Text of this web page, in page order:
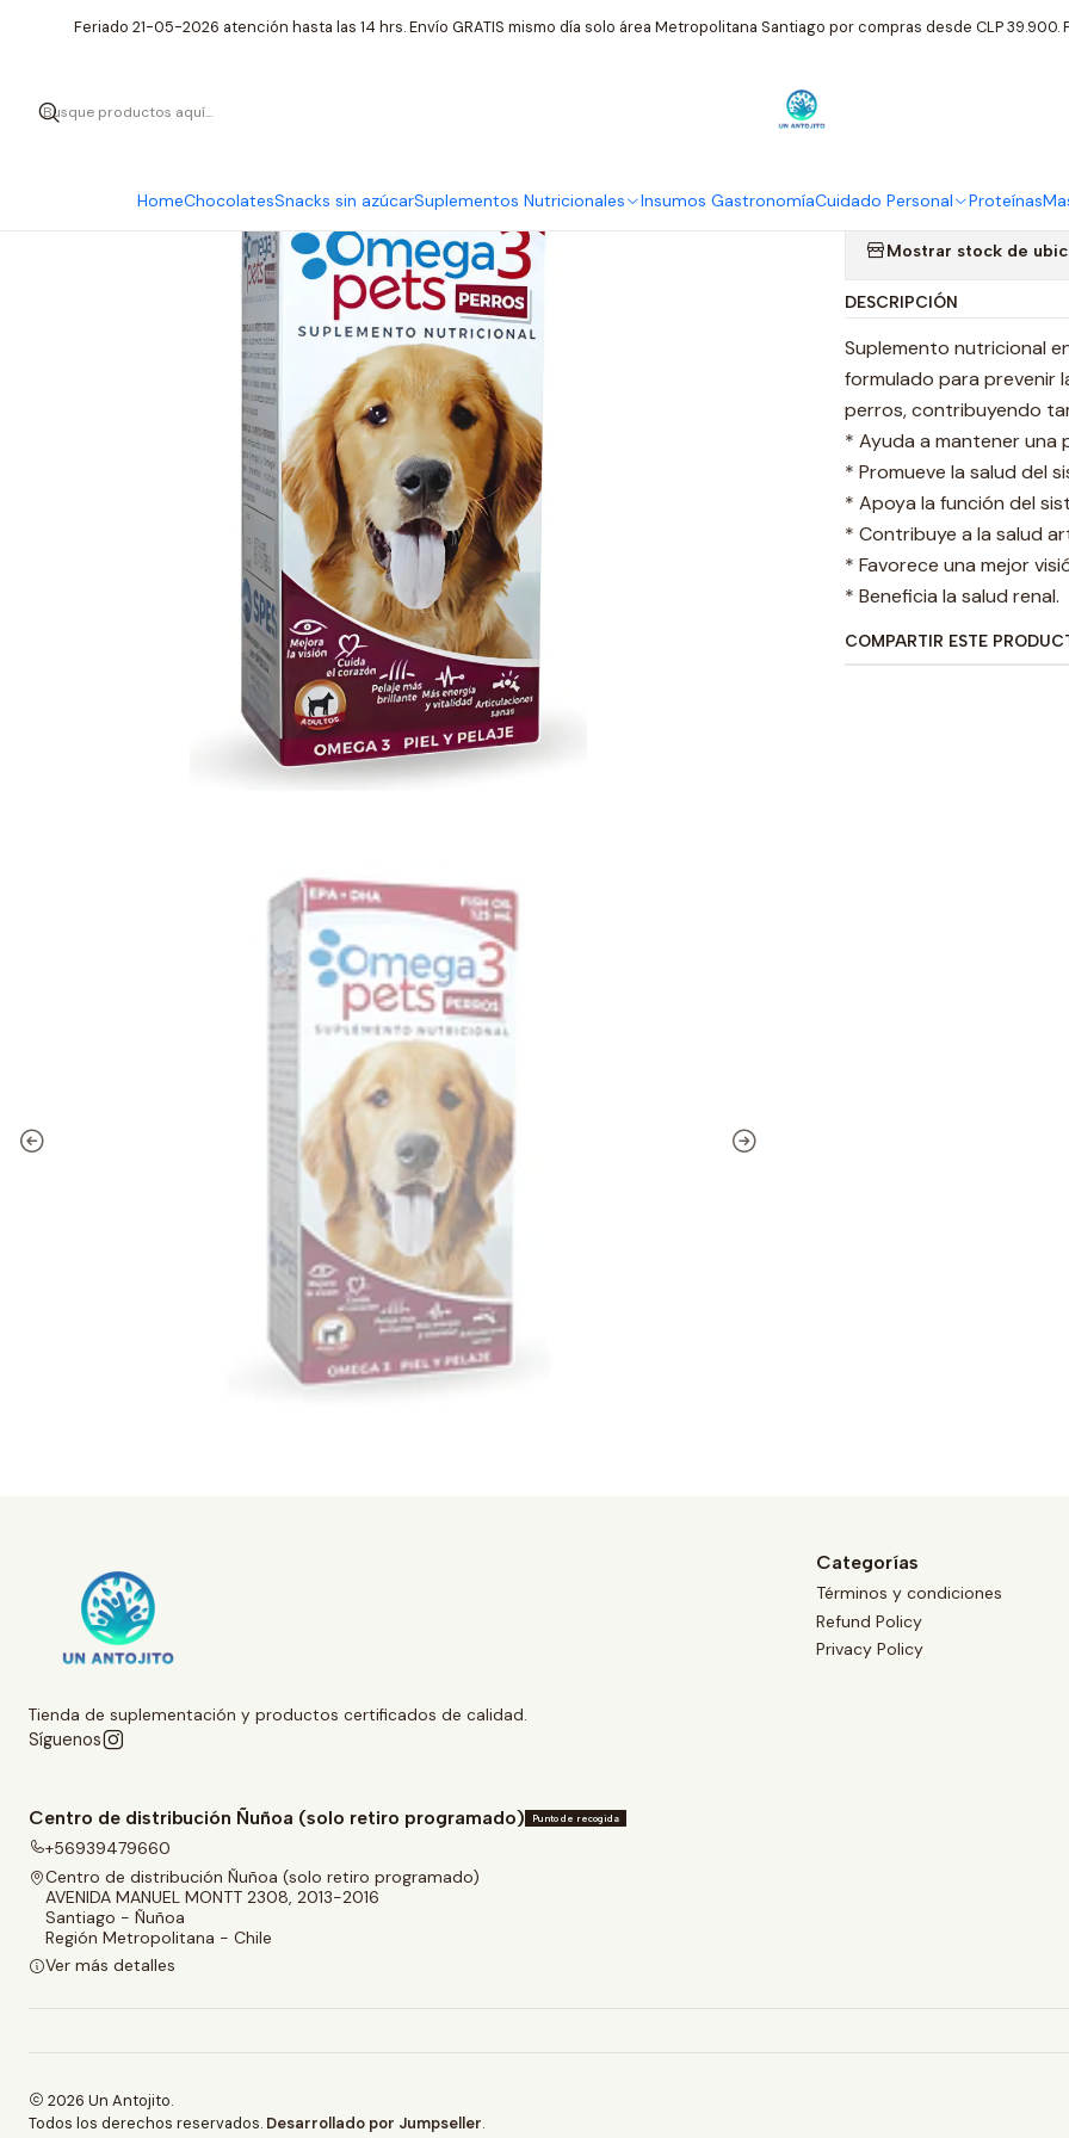
HomeChocolatesSnacks sin azúcarSuplementos Nutricionales Insumos GastronomíaCuidado Personal Proteínas
Feriado 21-05-2026 atención hasta las 14 hrs. Envío GRATIS mismo día solo área Metropolitana Santiago por compras desde CLP 39.900.
Inicio Mascotas Exclusivas Omega 3 Pets con EPA+DHA Perro Solucion
Mostrar stock de
DESCRIPCIÓN
Suplemento nutricional
formulado para prevenir
perros, contribuyendo
* Ayuda a mantener una
* Promueve la salud del
* Apoya la función del
* Contribuye a la salud
* Favorece una mejor
* Beneficia la salud renal.
COMPARTIR ESTE
Tienda de suplementación y productos certificados de calidad.
Síguenos
Categorías
Términos y condiciones
Refund Policy
Privacy Policy
Centro de distribución Ñuñoa (solo retiro programado) Punto de recogida
+56939479660
Centro de distribución Ñuñoa (solo retiro programado)
AVENIDA MANUEL MONTT 2308, 2013-2016
Santiago - Ñuñoa
Región Metropolitana - Chile
Ver más detalles
2026 Un Antojito.
Todos los derechos reservados. Desarrollado por Jumpseller.